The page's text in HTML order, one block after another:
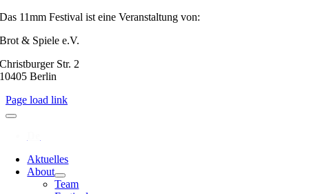
Das 11mm Festival ist eine Veranstaltung von:
Brot & Spiele e.V.
Christburger Str. 2
10405 Berlin
Page load link
Aktuelles
About
Team